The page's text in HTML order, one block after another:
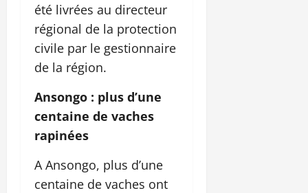
été livrées au directeur
régional de la protection
civile par le gestionnaire
de la région.
Ansongo : plus d’une
centaine de vaches
rapinées
A Ansongo, plus d’une
centaine de vaches ont